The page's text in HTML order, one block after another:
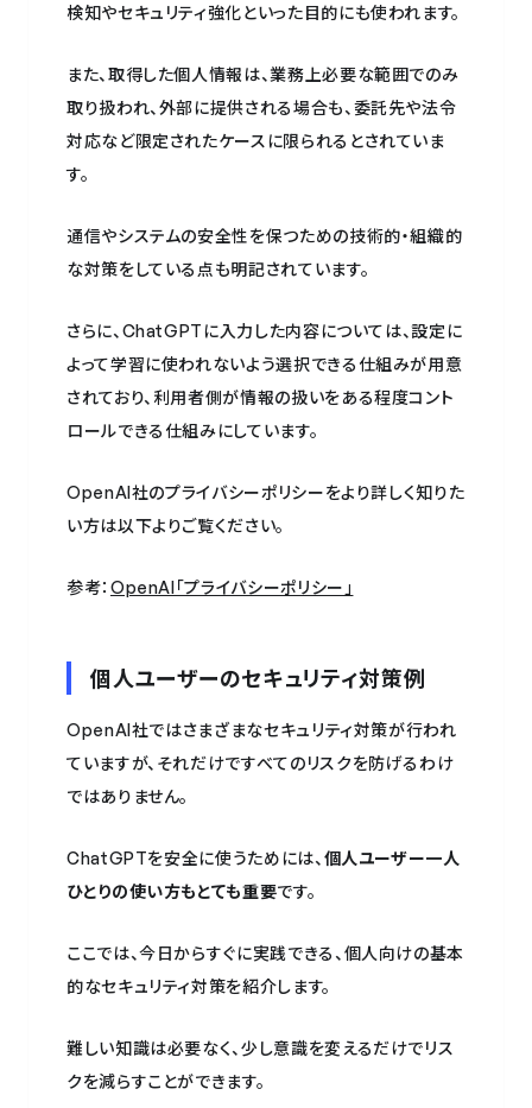
検知やセキュリティ強化といった目的にも使われます。
また、取得した個人情報は、業務上必要な範囲でのみ
取り扱われ、外部に提供される場合も、委託先や法令
対応など限定されたケースに限られるとされていま
す。
通信やシステムの安全性を保つための技術的・組織的
な対策をしている点も明記されています。
さらに、ChatGPTに入力した内容については、設定に
よって学習に使われないよう選択できる仕組みが用意
されており、利用者側が情報の扱いをある程度コント
ロールできる仕組みにしています。
OpenAI社のプライバシーポリシーをより詳しく知りた
い方は以下よりご覧ください。
参考： OpenAI「プライバシーポリシー」
個人ユーザーのセキュリティ対策例
OpenAI社ではさまざまなセキュリティ対策が行われ
ていますが、それだけですべてのリスクを防げるわけ
ではありません。
ChatGPTを安全に使うためには、 個人ユーザー一人
ひとりの使い方もとても重要です。
ここでは、今日からすぐに実践できる、個人向けの基本
的なセキュリティ対策を紹介します。
難しい知識は必要なく、少し意識を変えるだけでリス
クを減らすことができます。